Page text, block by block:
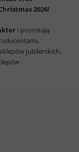
2026!
i pozostają
jubilerskich,